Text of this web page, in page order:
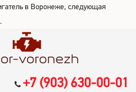
в Воронеже, следующая
+7 (903) 630-00-01